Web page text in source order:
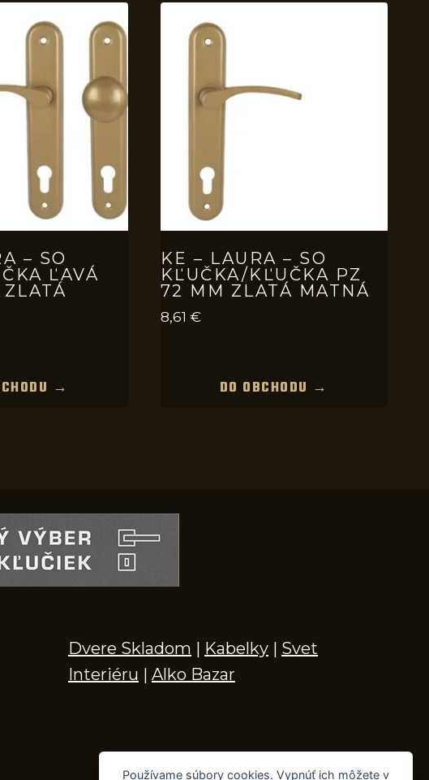
– SO
ĽAVÁ
→
KE – LAURA – SO
KĽUČKA/KĽUČKA PZ
72 MM ZLATÁ MATNÁ
8,61 €
DO OBCHODU →
Dvere Skladom | Kabelky | Svet
Interiéru | Alko Bazar
Používame súbory cookies. Vypnúť ich môžete v